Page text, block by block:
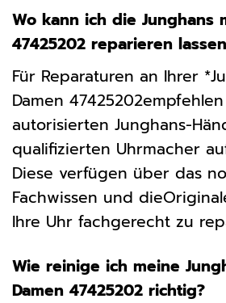
Wo kann ich die Junghans
47425202 reparieren
Für Reparaturen an Ihrer
Damen
autorisierten Junghans-
qualifizierten Uhrmacher
Diese verfügen über das
Fachwissen und
Ihre Uhr fachgerecht zu
Wie reinige ich meine
Damen 47425202 richtig?